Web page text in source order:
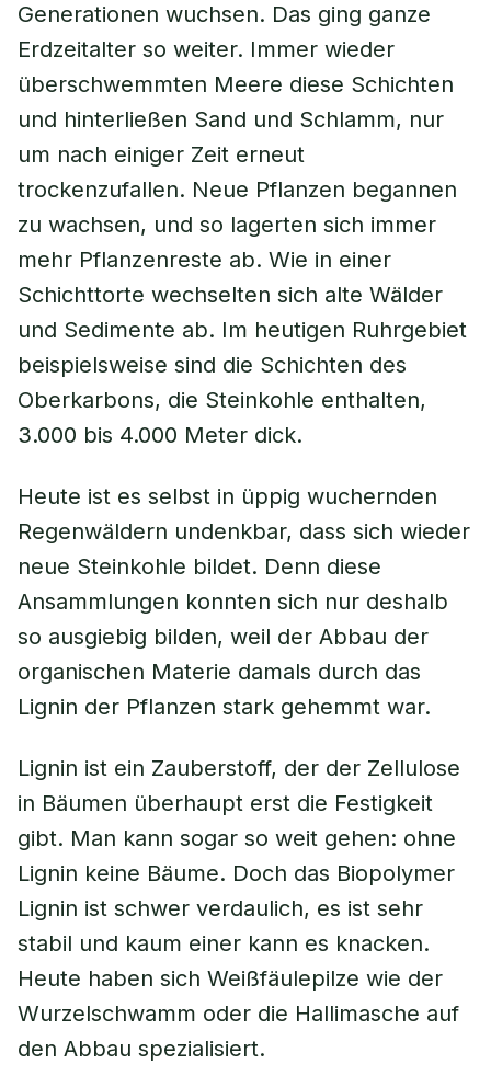
Generationen wuchsen. Das ging ganze
Erdzeitalter so weiter. Immer wieder
überschwemmten Meere diese Schichten
und hinterließen Sand und Schlamm, nur
um nach einiger Zeit erneut
trockenzufallen. Neue Pflanzen begannen
zu wachsen, und so lagerten sich immer
mehr Pflanzenreste ab. Wie in einer
Schichttorte wechselten sich alte Wälder
und Sedimente ab. Im heutigen Ruhrgebiet
beispielsweise sind die Schichten des
Oberkarbons, die Steinkohle enthalten,
3.000 bis 4.000 Meter dick.
Heute ist es selbst in üppig wuchernden
Regenwäldern undenkbar, dass sich wieder
neue Steinkohle bildet. Denn diese
Ansammlungen konnten sich nur deshalb
so ausgiebig bilden, weil der Abbau der
organischen Materie damals durch das
Lignin der Pflanzen stark gehemmt war.
Lignin ist ein Zauberstoff, der der Zellulose
in Bäumen überhaupt erst die Festigkeit
gibt. Man kann sogar so weit gehen: ohne
Lignin keine Bäume. Doch das Biopolymer
Lignin ist schwer verdaulich, es ist sehr
stabil und kaum einer kann es knacken.
Heute haben sich Weißfäulepilze wie der
Wurzelschwamm oder die Hallimasche auf
den Abbau spezialisiert.